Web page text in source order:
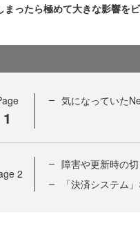
まったら極めて大きな影響を
1
気になっていた
2
障害や更新時の
「決済システム